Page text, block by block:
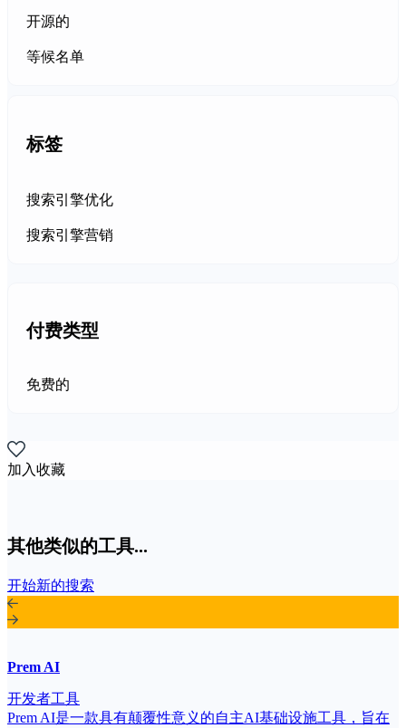
开源的
等候名单
标签
搜索引擎优化
搜索引擎营销
付费类型
免费的
加入收藏
其他类似的工具...
开始新的搜索
Prem AI
开发者工具
Prem AI是一款具有颠覆性意义的自主AI基础设施工具，旨在